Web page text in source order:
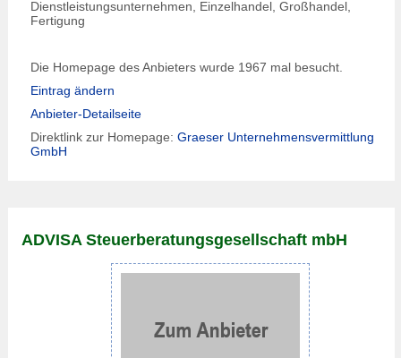
Dienstleistungsunternehmen, Einzelhandel, Großhandel,
Fertigung
Die Homepage des Anbieters wurde 1967 mal besucht.
Eintrag ändern
Anbieter-Detailseite
Direktlink zur Homepage: Graeser Unternehmensvermittlung
GmbH
ADVISA Steuerberatungsgesellschaft mbH